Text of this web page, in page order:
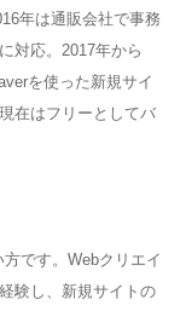
年は通販会社で事務
対応。2017年から
を使った新規サイ
在はフリーとしてバ
です。Webクリエイ
験し、新規サイトの